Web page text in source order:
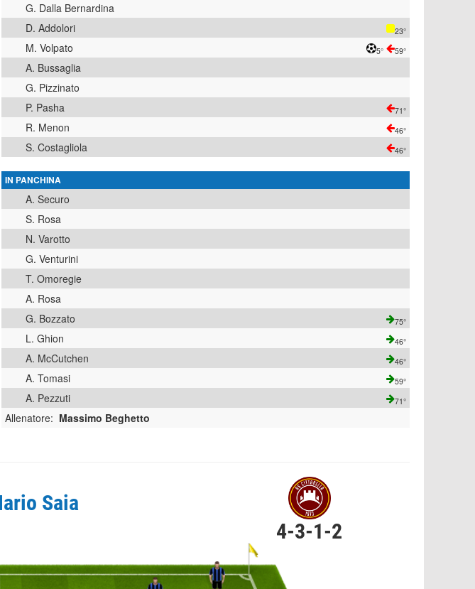
G. Dalla Bernardina
D. Addolori
23°
M. Volpato 5° 59°
A. Bussaglia
G. Pizzinato
P. Pasha
71°
R. Menon 46°
S. Costagliola 46°
IN PANCHINA
A. Securo
S. Rosa
N. Varotto
G. Venturini
T. Omoregie
A. Rosa
G. Bozzato
75°
L. Ghion 46°
A. McCutchen 46°
A. Tomasi 59°
A. Pezzuti 71°
Allenatore: Massimo Beghetto
Saia
4-3-1-2